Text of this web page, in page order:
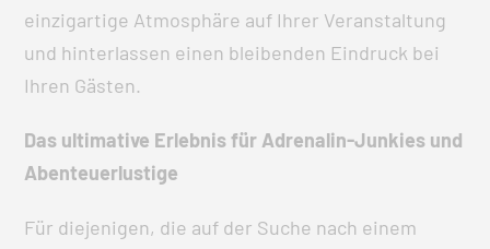
einzigartige Atmosphäre auf Ihrer Veranstaltung
und hinterlassen einen bleibenden Eindruck bei
Ihren Gästen.
Das ultimative Erlebnis für Adrenalin-Junkies und
Abenteuerlustige
Für diejenigen, die auf der Suche nach einem